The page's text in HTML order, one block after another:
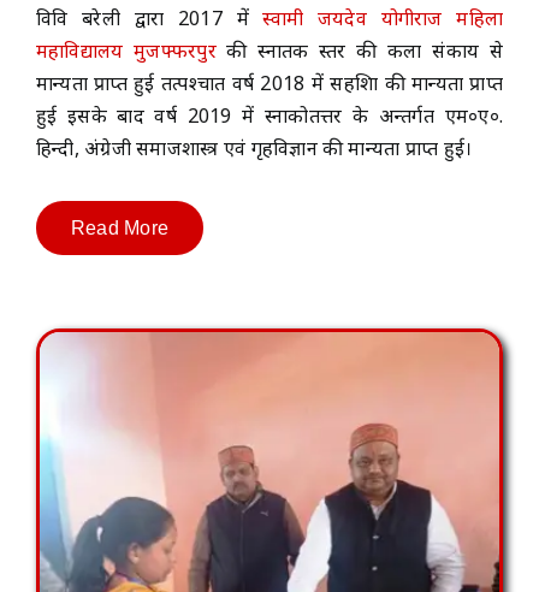
विवि बरेली द्वारा 2017 मेंस्वामी जयदेव योगीराज महिला
महाविद्यालय मुजफ्फरपुरकी स्नातक स्तर की कला संकाय से
मान्यता प्राप्त हुई तत्पश्चात वर्ष 2018 में सहशिक्षा की मान्यता प्राप्त
हुई इसके बाद वर्ष 2019 में स्नाकोतत्तर के अन्तर्गत एम०ए०.
हिन्दी, अंग्रेजी समाजशास्त्र एवं गृहविज्ञान की मान्यता प्राप्त हुई।
Read More